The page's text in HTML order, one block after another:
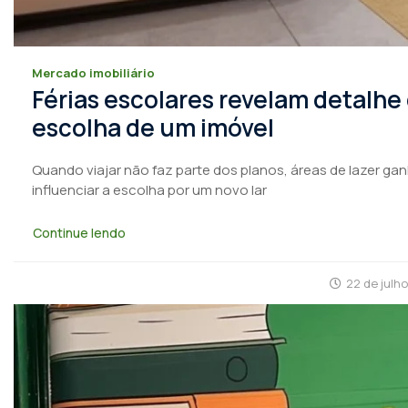
Mercado imobiliário
Férias escolares revelam
escolha de um imóvel
Quando viajar não faz parte dos planos, áreas de lazer
influenciar a escolha por um novo lar
Continue lendo
22 de